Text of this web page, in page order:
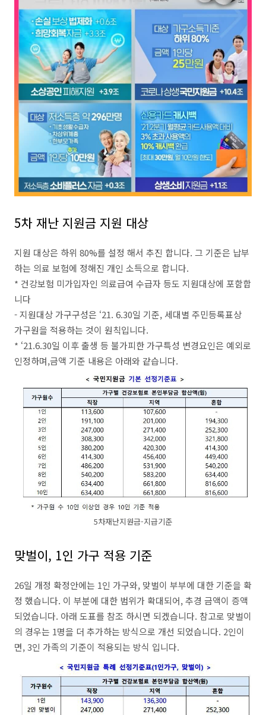
5차 재난 지원금 지원 대상
지원 대상은 하위 80%를 설정 해서 추진 합니다. 그 기준은 납부
하는 의료 보험에 정해진 개인 소득으로 합니다.
* 건강보험 미가입자인 의료급여 수급자 등도 지원대상에 포함합
니다
- 지원대상 가구구성은 ‘21. 6.30일 기준, 세대별 주민등록표상
가구원을 적용하는 것이 원칙입니다.
* ‘21.6.30일 이후 출생 등 불가피한 가구특성 변경요인은 예외로
인정하며,금액 기준 내용은 아래와 같습니다.
5차재난지원금-지급기준
맞벌이, 1인 가구 적용 기준
26일 개정 확정안에는 1인 가구와, 맞벌이 부부에 대한 기준을 확
정 했습니다. 이 부분에 대한 범위가 확대되어, 추경 금액이 증액
되었습니다. 아래 도표를 참조 하시면 되겠습니다. 참고로 맞벌이
의 경우는 1명을 더 추가하는 방식으로 개선 되었습니다. 2인이
면, 3인 가족의 기준이 적용되는 방식 입니다.